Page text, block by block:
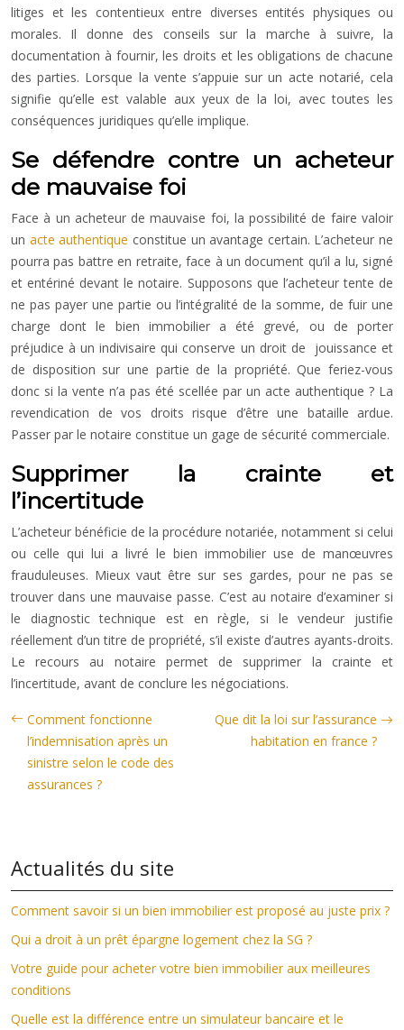
litiges et les contentieux entre diverses entités physiques ou
morales. Il donne des conseils sur la marche à suivre, la
documentation à fournir, les droits et les obligations de chacune
des parties. Lorsque la vente s’appuie sur un acte notarié, cela
signifie qu’elle est valable aux yeux de la loi, avec toutes les
conséquences juridiques qu’elle implique.
Se défendre contre un acheteur
de mauvaise foi
Face à un acheteur de mauvaise foi, la possibilité de faire valoir
un acte authentique constitue un avantage certain. L’acheteur ne
pourra pas battre en retraite, face à un document qu’il a lu, signé
et entériné devant le notaire. Supposons que l’acheteur tente de
ne pas payer une partie ou l’intégralité de la somme, de fuir une
charge dont le bien immobilier a été grevé, ou de porter
préjudice à un indivisaire qui conserve un droit de jouissance et
de disposition sur une partie de la propriété. Que feriez-vous
donc si la vente n’a pas été scellée par un acte authentique ? La
revendication de vos droits risque d’être une bataille ardue.
Passer par le notaire constitue un gage de sécurité commerciale.
Supprimer la crainte et
l’incertitude
L’acheteur bénéficie de la procédure notariée, notamment si celui
ou celle qui lui a livré le bien immobilier use de manœuvres
frauduleuses. Mieux vaut être sur ses gardes, pour ne pas se
trouver dans une mauvaise passe. C’est au notaire d’examiner si
le diagnostic technique est en règle, si le vendeur justifie
réellement d’un titre de propriété, s’il existe d’autres ayants-droits.
Le recours au notaire permet de supprimer la crainte et
l’incertitude, avant de conclure les négociations.
Comment fonctionne
l’indemnisation après un
sinistre selon le code des
assurances ?
Que dit la loi sur l’assurance
habitation en france ?
Actualités du site
Comment savoir si un bien immobilier est proposé au juste prix ?
Qui a droit à un prêt épargne logement chez la SG ?
Votre guide pour acheter votre bien immobilier aux meilleures
conditions
Quelle est la différence entre un simulateur bancaire et le